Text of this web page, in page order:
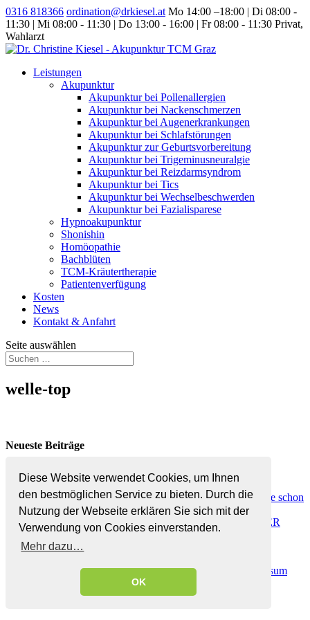
Diese Website verwendet Cookies, um Ihnen
den bestmöglichen Service zu bieten. Durch die
Nutzung der Webseite erklären Sie sich mit der
Verwendung von Cookies einverstanden.
Mehr dazu…
OK
0316 818366 ordination@drkiesel.at Mo 14:00 –18:00 | Di 08:00 -
11:30 | Mi 08:00 - 11:30 | Do 13:00 - 16:00 | Fr 08:00 - 11:30 Privat,
Wahlarzt
Leistungen
Akupunktur
Akupunktur bei Pollenallergien
Akupunktur bei Nackenschmerzen
Akupunktur bei Augenerkrankungen
Akupunktur bei Schlafstörungen
Akupunktur zur Geburtsvorbereitung
Akupunktur bei Trigeminusneuralgie
Akupunktur bei Reizdarmsyndrom
Akupunktur bei Tics
Akupunktur bei Wechselbeschwerden
Akupunktur bei Fazialisparese
Hypnoakupunktur
Shonishin
Homöopathie
Bachblüten
TCM-Kräutertherapie
Patientenverfügung
Kosten
News
Kontakt & Anfahrt
Seite auswählen
welle-top
Neueste Beiträge
News Update Juni 2026
Pollensaison 2026 am Höhepunkt
Start der Pollensaison 2026 – Heuer so viele Pollen wie schon
lange nicht mehr!
EINREICHUNG D. HONORARNOTEN BEI IHRER
KRANKENKASSE
Turbostart in die Pollensaison
Dr. med. Christine Kiesel | Alle Rechte vorbehalten. |
Impressum